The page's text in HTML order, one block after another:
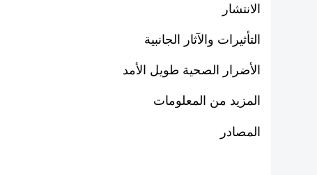
الانتشار
التأثيرات والآثار الجانبية
الأضرار الصحية طويل الأمد
المزيد من المعلومات
المصادر